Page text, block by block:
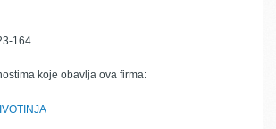
164
koje obavlja ova firma: